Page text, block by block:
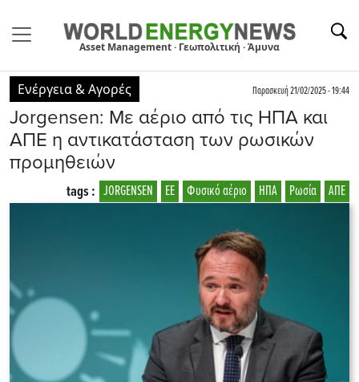
Asset Management · Γεωπολιτική · Άμυνα
Ενέργεια & Αγορές Παρασκευή 21/02/2025 - 19:44
Jorgensen: Με αέριο από τις ΗΠΑ και
ΑΠΕ η αντικατάσταση των ρωσικών
προμηθειών
ΑΠΕ
Ρωσία
ΗΠΑ
Φυσικό αέριο
ΕΕ
JORGENSEN
tags :